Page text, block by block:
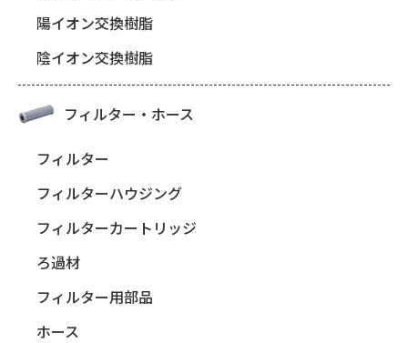
陽イオン交換樹脂
陰イオン交換樹脂
フィルター・ホース
フィルター
フィルターハウジング
フィルターカートリッジ
ろ過材
フィルター用部品
ホース